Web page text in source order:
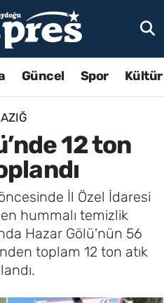
Güncel Spor
12 ton
İl Özel İdaresi
hummalı temizlik
Hazar Gölü'nün 56
toplam 12 ton atık